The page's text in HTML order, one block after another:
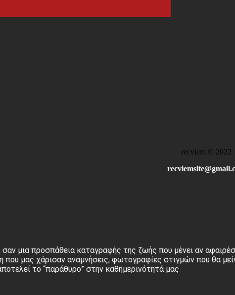
recviem © 2022
σαν μια προσπάθεια καταγραφής της ζωής που μένει αν
που μας χάρισαν αναμνήσεις, φωτογραφίες στιγμών που θα
το “παράθυρο” στην καθημερινότητά μας